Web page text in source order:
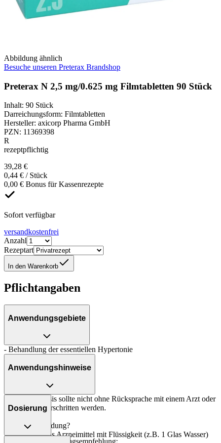
Abbildung ähnlich
Besuche unseren Preterax Brandshop
Preterax N 2,5 mg/0.625 mg Filmtabletten 90 Stück
Inhalt: 90 Stück
Darreichungsform: Filmtabletten
Hersteller: axicorp Pharma GmbH
PZN: 11369398
R
rezeptpflichtig
39,28 €
0,44 € / Stück
0,00 € Bonus für Kassenrezepte
Sofort verfügbar
versandkostenfrei
Anzahl
Rezeptart
In den Warenkorb
Pflichtangaben
Anwendungsgebiete
- Behandlung der essentiellen Hypertonie
Anwendungshinweise
Die Gesamtdosis sollte nicht ohne Rücksprache mit einem Arzt oder
Apotheker überschritten werden.
Art der Anwendung?
Nehmen Sie das Arzneimittel mit Flüssigkeit (z.B. 1 Glas Wasser)
Dosierung
Allgemeine Dosierungsempfehlung: